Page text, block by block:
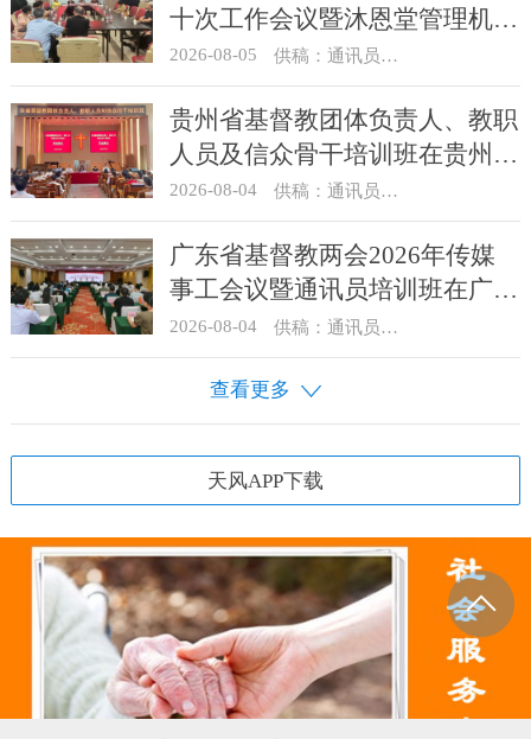
十次工作会议暨沐恩堂管理机构
七月份联席会议
2026-08-05 供稿：通讯员 景健美
贵州省基督教团体负责人、教职
人员及信众骨干培训班在贵州圣
经学校举办
2026-08-04 供稿：通讯员 杨菁
广东省基督教两会2026年传媒
事工会议暨通讯员培训班在广州
举办
2026-08-04 供稿：通讯员 汪浩
查看更多
天风APP下载